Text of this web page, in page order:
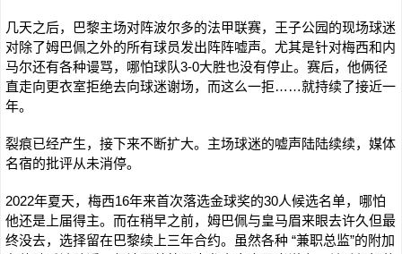
几天之后，巴黎主场对阵波尔多的法甲联赛，王子公园的现场球迷
对除了姆巴佩之外的所有球员发出阵阵嘘声。尤其是针对梅西和内
马尔还有各种谩骂，哪怕球队3-0大胜也没有停止。赛后，他俩径
直走向更衣室拒绝去向球迷谢场，而这么一拒……就持续了接近一
年。
裂痕已经产生，接下来不断扩大。主场球迷的嘘声陆陆续续，媒体
名宿的批评从未消停。
2022年夏天，梅西16年来首次落选金球奖的30人候选名单，哪怕
他还是上届得主。而在稍早之前，姆巴佩与皇马眉来眼去许久但最
终没去，选择留在巴黎续上三年合约。虽然各种 “兼职总监”的附加